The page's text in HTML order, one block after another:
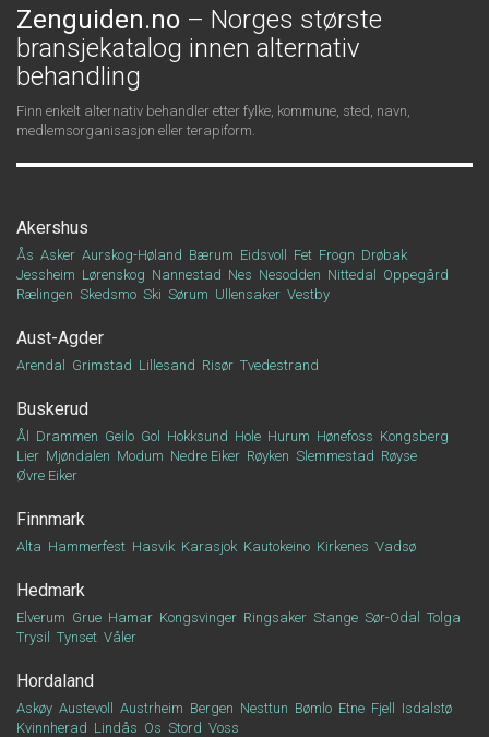
Zenguiden.no – Norges største
bransjekatalog innen alternativ
behandling
Finn enkelt alternativ behandler etter fylke, kommune, sted, navn,
medlemsorganisasjon eller terapiform.
Akershus
Ås Asker Aurskog-Høland Bærum Eidsvoll Fet Frogn Drøbak
Jessheim Lørenskog Nannestad Nes Nesodden Nittedal
Oppegård
Rælingen Skedsmo Ski Sørum Ullensaker Vestby
Aust-Agder
Arendal Grimstad Lillesand Risør Tvedestrand
Buskerud
Ål Drammen Geilo Gol Hokksund Hole Hurum Hønefoss Kongsberg
Lier Mjøndalen Modum Nedre Eiker Røyken Slemmestad Røyse
Øvre Eiker
Finnmark
Alta Hammerfest Hasvik Karasjok Kautokeino Kirkenes Vadsø
Hedmark
Elverum Grue Hamar Kongsvinger Ringsaker Stange Sør-Odal
Tolga
Trysil
Tynset Våler
Hordaland
Askøy Austevoll Austrheim Bergen Nesttun Bømlo Etne Fjell
Isdalstø
Kvinnherad Lindås Os Stord Voss